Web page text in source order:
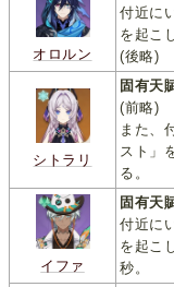
オロルン
付近に
を起こ
(後略)
シトラリ
固有天
(前略)
また、
スト」
る。
イファ
固有天
付近に
を起こ
秒。